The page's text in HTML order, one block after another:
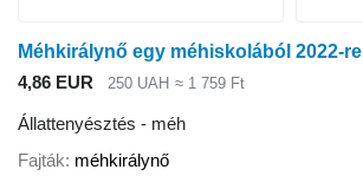
Méhkirálynő egy méhiskolából 2022-re
4,86 EUR
250 UAH ≈ 1 759 Ft
Állattenyésztés - méh
Fajták méhkirálynő